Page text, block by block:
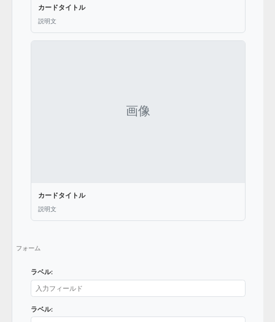
カードタイトル
説明文
カードタイトル
説明文
フォーム
ラベル:
ラベル: